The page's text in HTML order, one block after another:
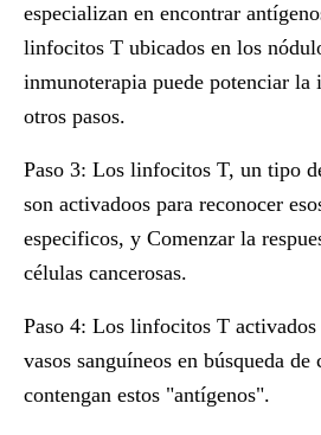
especializan en encontrar
linfocitos T ubicados en los
inmunoterapia puede potenciar la
otros pasos.
Paso 3: Los linfocitos T, un tipo
son activadoos para reconocer
especificos, y Comenzar la
células cancerosas.
Paso 4: Los linfocitos T
vasos sanguíneos en búsqueda
contengan estos "antígenos".